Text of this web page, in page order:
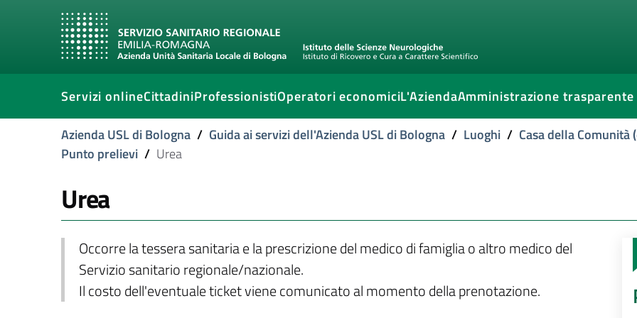
Servizi onlineCittadiniProfessionistiOperatori economiciL'AziendaAmministrazione trasparente
Azienda USL di Bologna / Guida ai servizi dell'Azienda USL di Bologna / Luoghi / Casa della Comunità
Punto prelievi / Urea
Urea
Occorre la tessera sanitaria e la prescrizione del medico di famiglia o altro medico del
Servizio sanitario regionale/nazionale.
Il costo dell'eventuale ticket viene comunicato al momento della prenotazione.